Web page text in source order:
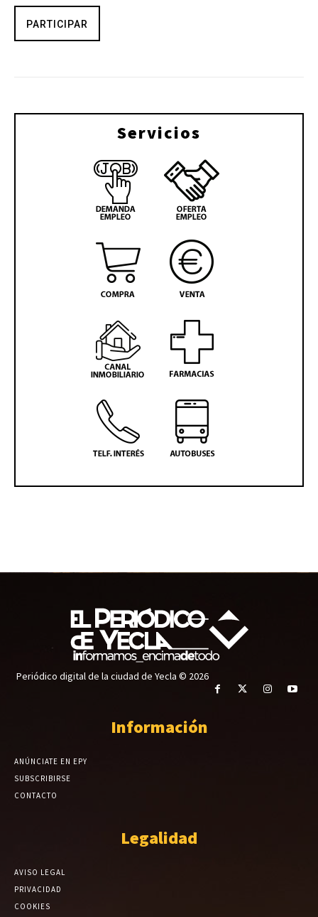
PARTICIPAR
Servicios
Periódico digital de la ciudad de Yecla © 2026
Información
ANÚNCIATE EN EPY
SUBSCRIBIRSE
CONTACTO
Legalidad
AVISO LEGAL
PRIVACIDAD
COOKIES